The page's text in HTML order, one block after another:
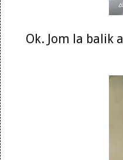
Ok. Jom la balik